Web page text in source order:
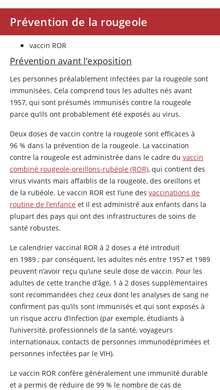
Prévention de la rougeole
vaccin ROR
Prévention avant l’exposition
Les personnes préalablement infectées par la rougeole sont
immunisées. Cela comprend tous les adultes nés avant
1957, qui sont présumés immunisés contre la rougeole
parce qu’ils ont probablement été exposés au virus.
Deux doses de vaccin contre la rougeole sont efficaces à
96 % dans la prévention de la rougeole. La vaccination
contre la rougeole est administrée dans le cadre du vaccin
combiné rougeole-oreillons-rubéole (ROR), qui contient des
virus vivants mais affaiblis de la rougeole, des oreillons et
de la rubéole. Le vaccin ROR est l’une des vaccinations de
routine de l’enfance et il est administré aux enfants dans la
plupart des pays qui ont des infrastructures de soins de
santé robustes.
Le calendrier vaccinal ROR à 2 doses a été introduit
en 1989 ; par conséquent, les adultes nés entre 1957 et 1989
peuvent n’avoir reçu qu’une seule dose de vaccin. Pour les
adultes de cette tranche d’âge, 1 à 2 doses supplémentaires
sont recommandées chez ceux dont les analyses de sang ne
confirment pas qu’ils sont immunisés et qui sont exposés à
un risque accru d’infection (par exemple, étudiants à
l’université, professionnels de la santé, voyageurs
internationaux, contacts de personnes immunodéprimées et
personnes infectées par le VIH).
Le vaccin ROR confère généralement une immunité durable
et a permis de réduire de 99 % le nombre de cas de